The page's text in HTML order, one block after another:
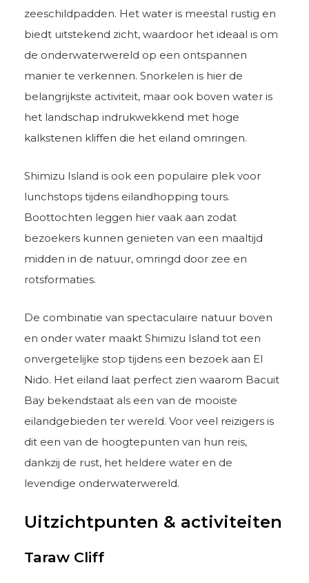
zeeschildpadden. Het water is meestal rustig en
biedt uitstekend zicht, waardoor het ideaal is om
de onderwaterwereld op een ontspannen
manier te verkennen. Snorkelen is hier de
belangrijkste activiteit, maar ook boven water is
het landschap indrukwekkend met hoge
kalkstenen kliffen die het eiland omringen.
Shimizu Island is ook een populaire plek voor
lunchstops tijdens eilandhopping tours.
Boottochten leggen hier vaak aan zodat
bezoekers kunnen genieten van een maaltijd
midden in de natuur, omringd door zee en
rotsformaties.
De combinatie van spectaculaire natuur boven
en onder water maakt Shimizu Island tot een
onvergetelijke stop tijdens een bezoek aan El
Nido. Het eiland laat perfect zien waarom Bacuit
Bay bekendstaat als een van de mooiste
eilandgebieden ter wereld. Voor veel reizigers is
dit een van de hoogtepunten van hun reis,
dankzij de rust, het heldere water en de
levendige onderwaterwereld.
Uitzichtpunten & activiteiten
Taraw Cliff